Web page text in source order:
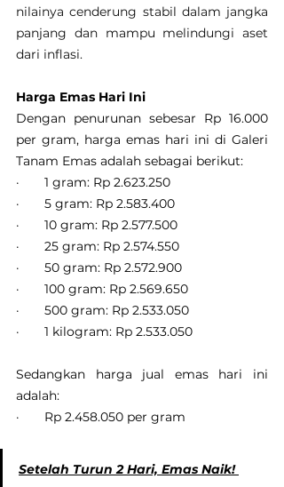
nilainya cenderung stabil dalam jangka
panjang dan mampu melindungi aset
dari inflasi.
Harga Emas Hari Ini
Dengan penurunan sebesar Rp 16.000
per gram, harga emas hari ini di Galeri
Tanam Emas adalah sebagai berikut:
·       1 gram: Rp 2.623.250
·       5 gram: Rp 2.583.400
·       10 gram: Rp 2.577.500
·       25 gram: Rp 2.574.550
·       50 gram: Rp 2.572.900
·       100 gram: Rp 2.569.650
·       500 gram: Rp 2.533.050
·       1 kilogram: Rp 2.533.050
Sedangkan harga jual emas hari ini
adalah:
·       Rp 2.458.050 per gram
Setelah Turun 2 Hari, Emas Naik!